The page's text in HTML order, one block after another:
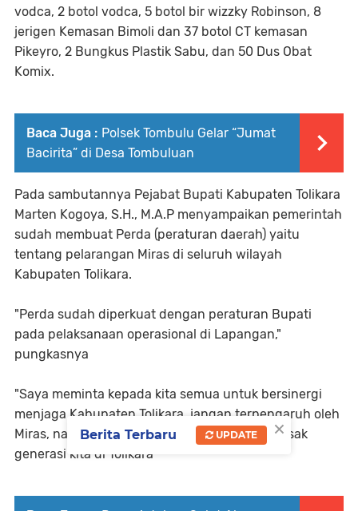
vodca, 2 botol vodca, 5 botol bir wizzky Robinson, 8
jerigen Kemasan Bimoli dan 37 botol CT kemasan
Pikeyro, 2 Bungkus Plastik Sabu, dan 50 Dus Obat
Komix.
Baca Juga : Polsek Tombulu Gelar “Jumat
Bacirita” di Desa Tombuluan
Pada sambutannya Pejabat Bupati Kabupaten Tolikara
Marten Kogoya, S.H., M.A.P menyampaikan pemerintah
sudah membuat Perda (peraturan daerah) yaitu
tentang pelarangan Miras di seluruh wilayah
Kabupaten Tolikara.
"Perda sudah diperkuat dengan peraturan Bupati
pada pelaksanaan operasional di Lapangan,"
pungkasnya
"Saya meminta kepada kita semua untuk bersinergi
menjaga Kabupaten Tolikara, jangan terpengaruh oleh
Miras, narkoba karena hal tersebut akan merusak
generasi kita di Tolikara”
×
Berita Terbaru UPDATE